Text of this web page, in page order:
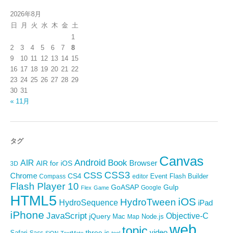
2026年8月
日
月 火 水 木 金 土
1
2
3 4 5 6 7
8
9
10 11 12 13 14 15
16 17 18 19 20 21 22
23 24 25 26 27 28 29
30 31
« 11月
タグ
3D AIR AIR for iOS Android Book Browser Canvas
Chrome Compass CS4 CSS CSS3 editor Event Flash Builder
Flash Player 10 Flex Game GoASAP Google Gulp
HTML5 HydroSequence HydroTween iOS iPad
iPhone JavaScript jQuery Mac Map Node.js Objective-C